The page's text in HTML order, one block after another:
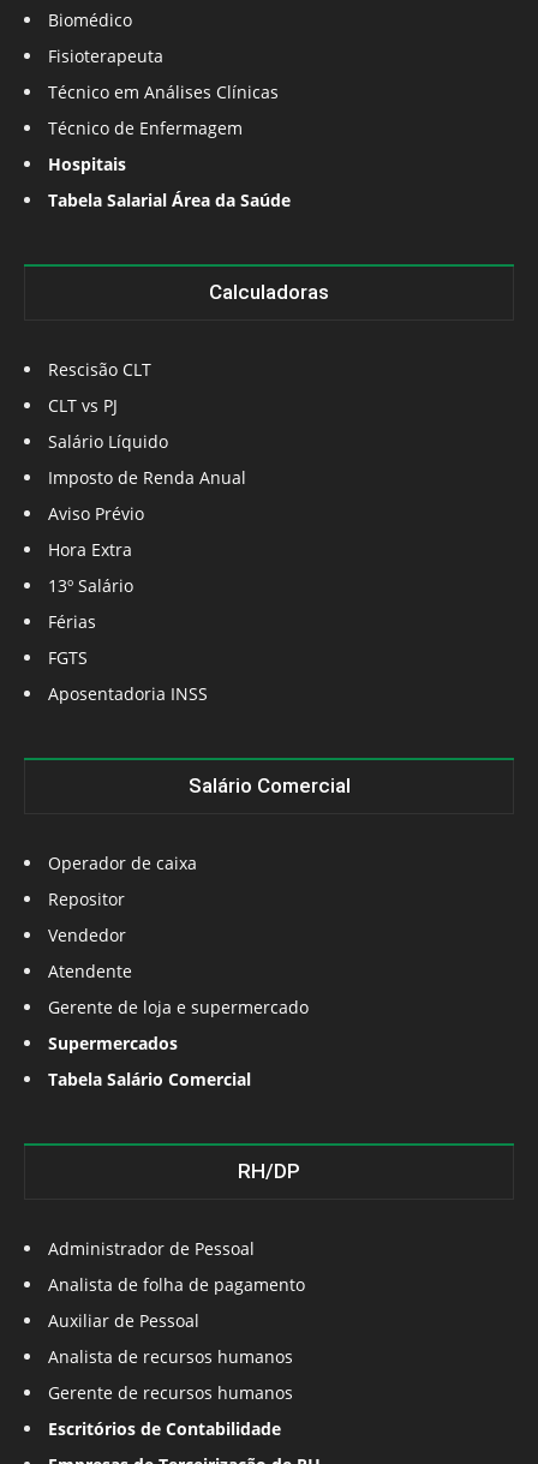
Biomédico
Fisioterapeuta
Técnico em Análises Clínicas
Técnico de Enfermagem
Hospitais
Tabela Salarial Área da Saúde
Calculadoras
Rescisão CLT
CLT vs PJ
Salário Líquido
Imposto de Renda Anual
Aviso Prévio
Hora Extra
13º Salário
Férias
FGTS
Aposentadoria INSS
Salário Comercial
Operador de caixa
Repositor
Vendedor
Atendente
Gerente de loja e supermercado
Supermercados
Tabela Salário Comercial
RH/DP
Administrador de Pessoal
Analista de folha de pagamento
Auxiliar de Pessoal
Analista de recursos humanos
Gerente de recursos humanos
Escritórios de Contabilidade